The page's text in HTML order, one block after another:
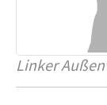
Linker